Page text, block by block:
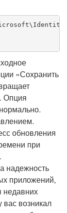
«Сохранить
Опция
обновления
при
надежность
приложений,
возникал